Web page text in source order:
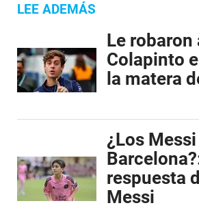
LEE ADEMÁS
Le robaron
Colapinto
la matera
¿Los
respuesta
Messi